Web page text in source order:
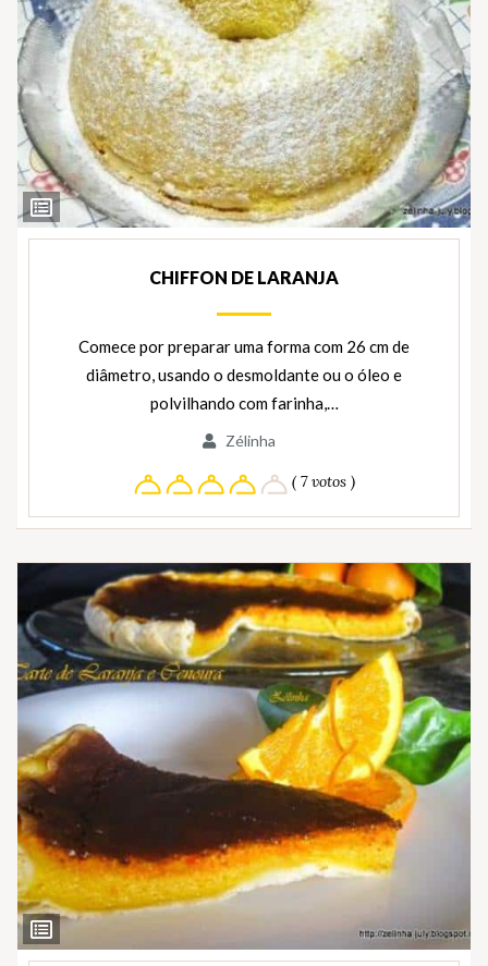
Ver
Ingredientes
CHIFFON DE LARANJA
Comece por preparar uma forma com 26 cm de
diâmetro, usando o desmoldante ou o óleo e
polvilhando com farinha,…
Zélinha
( 7 votos )
Ver
Ingredientes